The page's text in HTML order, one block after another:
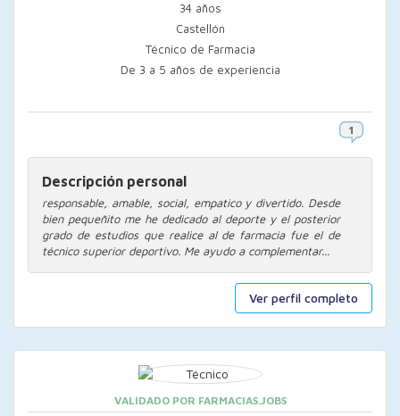
Ver perfil completo
34 años
Castellón
Técnico de Farmacia
De 3 a 5 años de experiencia
Descripción personal
responsable, amable, social, empatico y divertido. Desde
bien pequeñito me he dedicado al deporte y el posterior
grado de estudios que realice al de farmacia fue el de
técnico superior deportivo. Me ayudo a complementar...
VALIDADO POR FARMACIAS.JOBS